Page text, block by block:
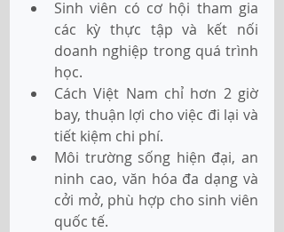
Sinh viên có cơ hội tham gia
các kỳ thực tập và kết nối
doanh nghiệp trong quá trình
học.
Cách Việt Nam chỉ hơn 2 giờ
bay, thuận lợi cho việc đi lại và
tiết kiệm chi phí.
Môi trường sống hiện đại, an
ninh cao, văn hóa đa dạng và
cởi mở, phù hợp cho sinh viên
quốc tế.